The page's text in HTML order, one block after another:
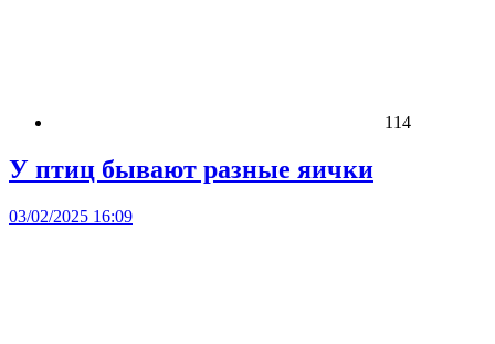
114
У птиц бывают разные яички
03/02/2025 16:09